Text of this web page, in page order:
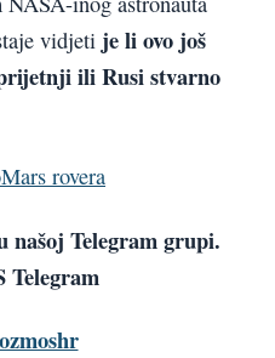
vidjeti je li ovo još
ili Rusi stvarno
rovera
našoj Telegram grupi.
Telegram